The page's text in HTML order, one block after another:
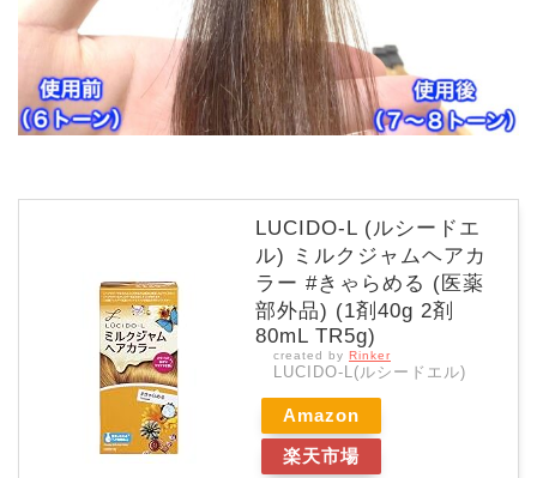
LUCIDO-L (ルシードエ
ル) ミルクジャムヘアカ
ラー #きゃらめる (医薬
部外品) (1剤40g 2剤
80mL TR5g)
created by Rinker
LUCIDO-L(ルシードエル)
Amazon
楽天市場